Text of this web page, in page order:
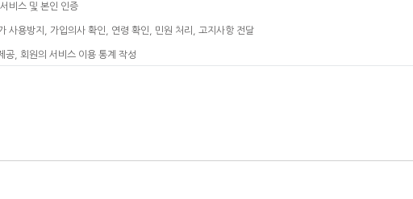
비스 및 본인 인증
사용방지, 가입의사 확인, 연령 확인, 민원 처리, 고지사항 전달
공, 회원의 서비스 이용 통계 작성
수사협조